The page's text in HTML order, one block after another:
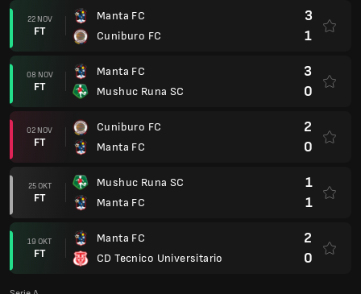
22 NOV
FT
Manta FC
Cuniburo FC
3
1
08 NOV
FT
Manta FC
Mushuc Runa SC
3
0
02 NOV
FT
Cuniburo FC
Manta FC
2
0
25 OKT
FT
Mushuc Runa SC
Manta FC
1
1
19 OKT
FT
Manta FC
CD Tecnico Universitario
2
0